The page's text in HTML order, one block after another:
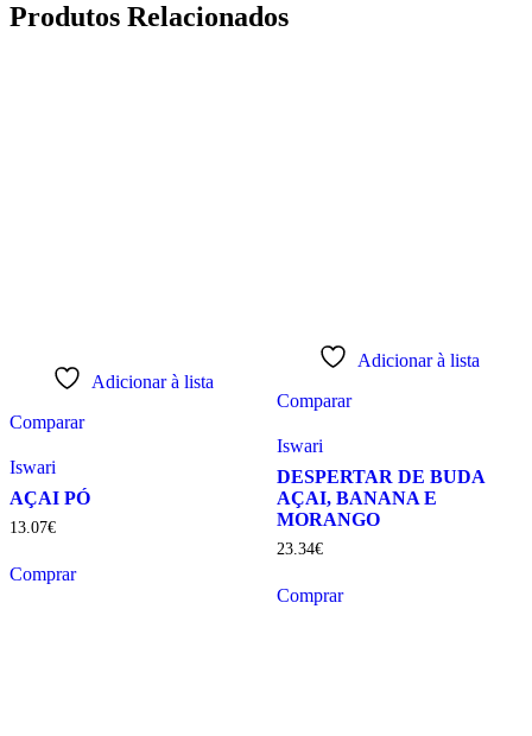
Produtos Relacionados
Adicionar à lista
Comparar
Iswari
AÇAI PÓ
13 07€
Comprar
Adicionar à lista
Comparar
Iswari
DESPERTAR DE BUDA
AÇAI, BANANA E
MORANGO
23. 34€
Comprar